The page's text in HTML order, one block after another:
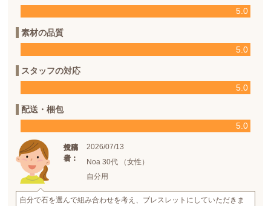
5.0
素材の品質
5.0
スタッフの対応
5.0
配送・梱包
5.0
投稿
日：
2026/07/13
投稿
者：
Noa 30代 （女性）
使用
者：
自分用
自分で石を選んで組み合わせを考え、ブレスレットにしていただきま